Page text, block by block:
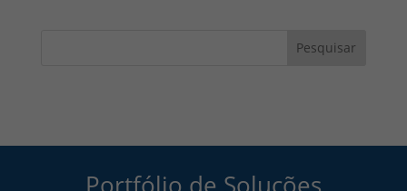
Pesquisar
Portfólio de Soluções